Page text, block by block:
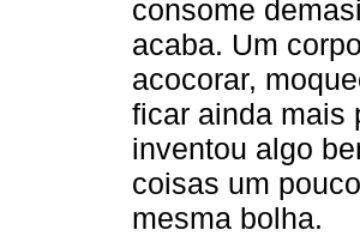
consome
acaba. Um
acocorar,
ficar ainda mais
inventou algo
coisas um
mesma bolha.